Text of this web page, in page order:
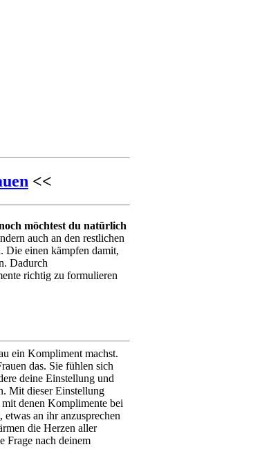
<<
möchtest du natürlich
auch an den restlichen
Die einen kämpfen damit,
Dadurch
richtig zu formulieren
ein Kompliment machst.
das. Sie fühlen sich
deine Einstellung und
Mit dieser Einstellung
denen Komplimente bei
an ihr anzusprechen
die Herzen aller
Frage nach deinem